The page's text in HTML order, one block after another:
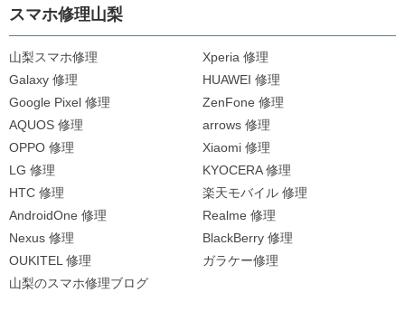
スマホ修理山梨
山梨スマホ修理
Xperia 修理
Galaxy 修理
HUAWEI 修理
Google Pixel 修理
ZenFone 修理
AQUOS 修理
arrows 修理
OPPO 修理
Xiaomi 修理
LG 修理
KYOCERA 修理
HTC 修理
楽天モバイル 修理
AndroidOne 修理
Realme 修理
Nexus 修理
BlackBerry 修理
OUKITEL 修理
ガラケー修理
山梨のスマホ修理ブログ